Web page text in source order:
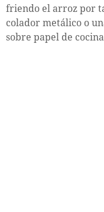
friendo el arroz por
colador metálico o
sobre papel de